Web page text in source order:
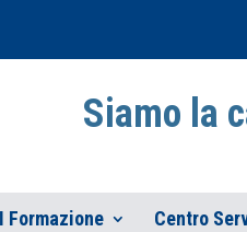
Siamo la
Formazione Centro